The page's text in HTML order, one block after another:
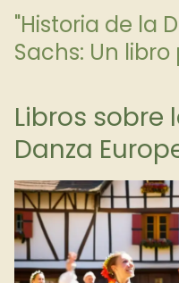
"Historia de la
Sachs: Un
Libros sobre
Danza